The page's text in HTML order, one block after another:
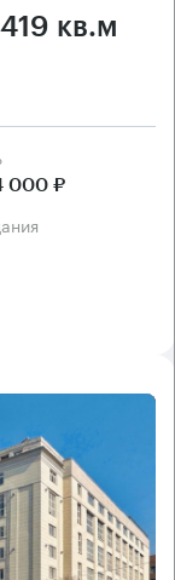
кв.м
000 ₽